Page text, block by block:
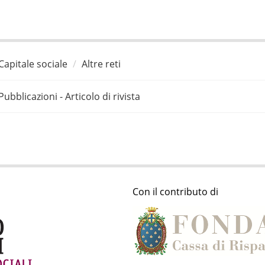
sociale Altre reti
- Articolo di rivista
Con il contributo di